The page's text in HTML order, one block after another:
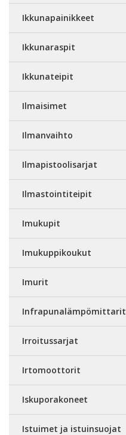
Ikkunapainikkeet
Ikkunaraspit
Ikkunateipit
Ilmaisimet
Ilmanvaihto
Ilmapistoolisarjat
Ilmastointiteipit
Imukupit
Imukuppikoukut
Imurit
Infrapunalämpömittarit
Irroitussarjat
Irtomoottorit
Iskuporakoneet
Istuimet ja istuinsuojat